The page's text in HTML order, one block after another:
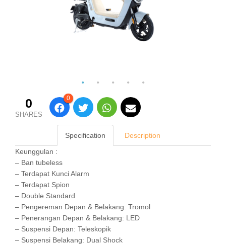
0
SHARES
0
Specification
Description
Keunggulan :
– Ban tubeless
– Terdapat Kunci Alarm
– Terdapat Spion
– Double Standard
– Pengereman Depan & Belakang: Tromol
– Penerangan Depan & Belakang: LED
– Suspensi Depan: Teleskopik
– Suspensi Belakang: Dual Shock